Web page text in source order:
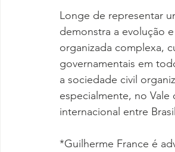
Longe de representar
demonstra a evolução
organizada complexa,
governamentais em
a sociedade civil
especialmente, no
internacional entre
*Guilherme France é